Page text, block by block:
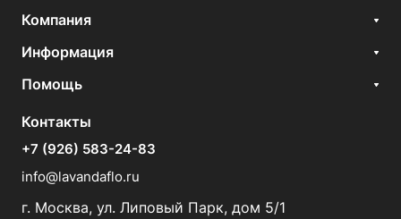
Компания
Информация
Помощь
Контакты
+7 (926) 583-24-83
info@lavandaflo.ru
г. Москва, ул. Липовый Парк, дом 5/1